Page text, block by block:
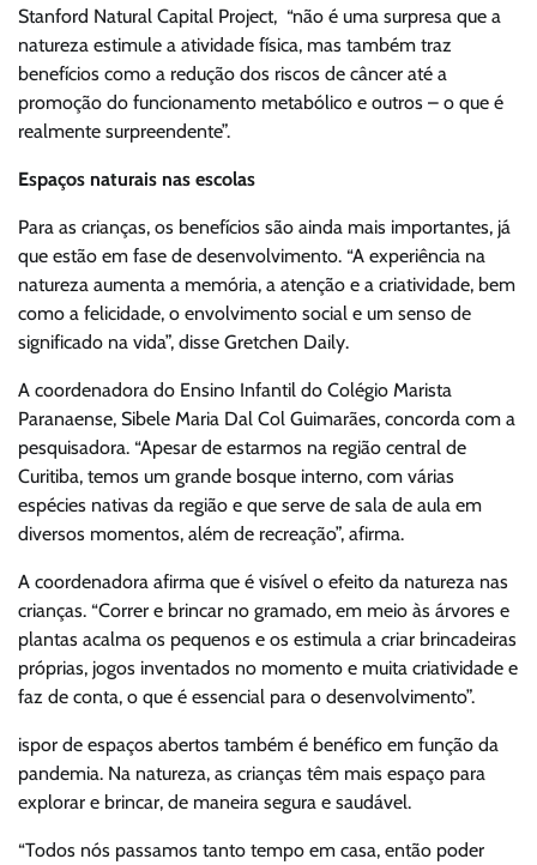
Stanford Natural Capital Project, “não é uma surpresa que a
natureza estimule a atividade física, mas também traz
benefícios como a redução dos riscos de câncer até a
promoção do funcionamento metabólico e outros – o que é
realmente surpreendente”.
Espaços naturais nas escolas
Para as crianças, os benefícios são ainda mais importantes, já
que estão em fase de desenvolvimento. “A experiência na
natureza aumenta a memória, a atenção e a criatividade, bem
como a felicidade, o envolvimento social e um senso de
significado na vida”, disse Gretchen Daily.
A coordenadora do Ensino Infantil do Colégio Marista
Paranaense, Sibele Maria Dal Col Guimarães, concorda com a
pesquisadora. “Apesar de estarmos na região central de
Curitiba, temos um grande bosque interno, com várias
espécies nativas da região e que serve de sala de aula em
diversos momentos, além de recreação”, afirma.
A coordenadora afirma que é visível o efeito da natureza nas
crianças. “Correr e brincar no gramado, em meio às árvores e
plantas acalma os pequenos e os estimula a criar brincadeiras
próprias, jogos inventados no momento e muita criatividade e
faz de conta, o que é essencial para o desenvolvimento”.
ispor de espaços abertos também é benéfico em função da
pandemia. Na natureza, as crianças têm mais espaço para
explorar e brincar, de maneira segura e saudável.
“Todos nós passamos tanto tempo em casa, então poder